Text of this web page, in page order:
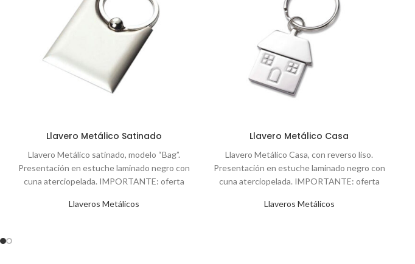
Llavero Metálico Satinado
Llaveros Metálicos
Llavero Metálico satinado, modelo “Bag”.
Presentación en estuche laminado negro con
cuna aterciopelada. IMPORTANTE: oferta
Llavero Metálico Casa
Llaveros Metálicos
Llavero Metálico Casa, con reverso liso.
Presentación en estuche laminado negro con
cuna aterciopelada. IMPORTANTE: oferta